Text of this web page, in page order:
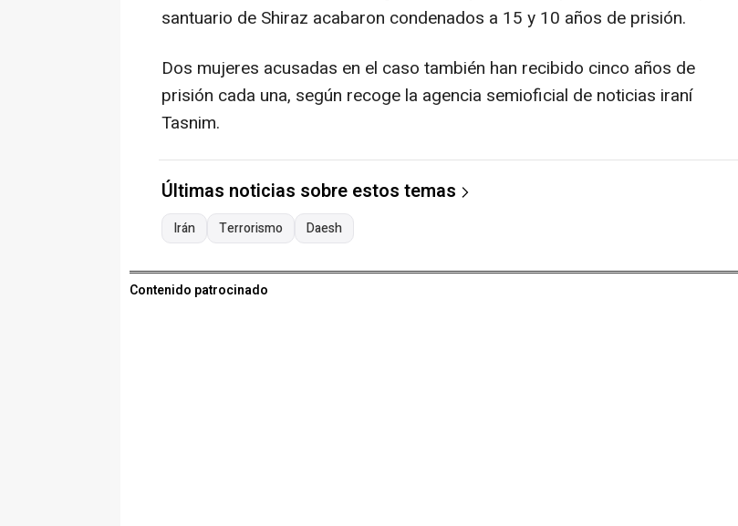
santuario de Shiraz acabaron condenados a 15 y 10 años de prisión.
Dos mujeres acusadas en el caso también han recibido cinco años de
prisión cada una, según recoge la agencia semioficial de noticias iraní
Tasnim.
Últimas noticias sobre estos temas
Irán Terrorismo Daesh
Contenido patrocinado